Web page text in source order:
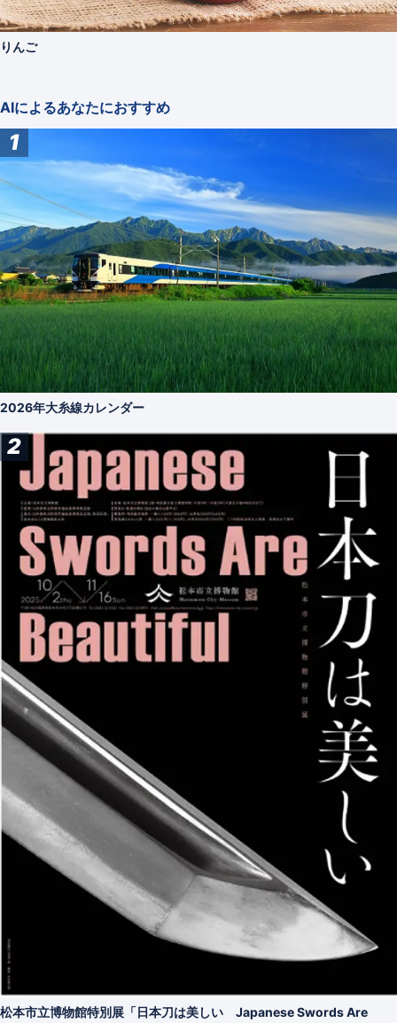
りんご
AIによるあなたにおすすめ
1
2026年大糸線カレンダー
2
松本市立博物館特別展「日本刀は美しい Japanese Swords Are